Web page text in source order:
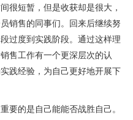
很短暂，但是收获却是很大，
销售的同事们。回来后继续努
过度到实践阶段。通过这样理
售工作有一个更深层次的认
践经验，为自己更好地开展下
的是自己能能否战胜自己。